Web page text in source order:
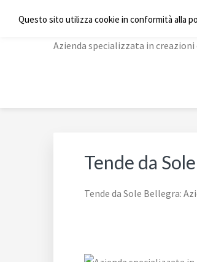
TENDE A
Azienda specializzata in creazioni
Tende da
Tende da Sole Bellegra:
Questo sito utilizza cookie in conformità alla